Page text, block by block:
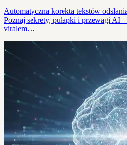
Automatyczna korekta tekstów
Poznaj sekrety, pułapki i przewagi AI
viralem…